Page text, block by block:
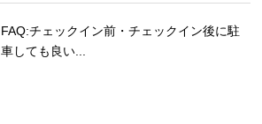
FAQ:チェックイン前・チェックイン後に駐
車しても良い...